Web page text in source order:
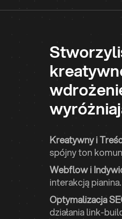
Kreatywny i
spójny ton
Webflow i
interakcją pianina.
Optymalizacja
działania link-